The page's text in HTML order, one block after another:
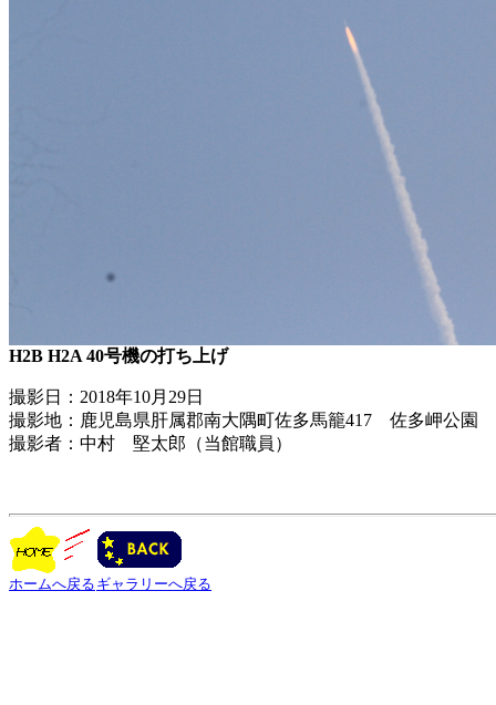
H2B H2A 40号機の打ち上げ
撮影日：2018年10月29日
撮影地：鹿児島県肝属郡南大隅町佐多馬籠417 佐多岬公園
撮影者：中村 堅太郎（当館職員）
ホームへ戻る ギャラリーへ戻る